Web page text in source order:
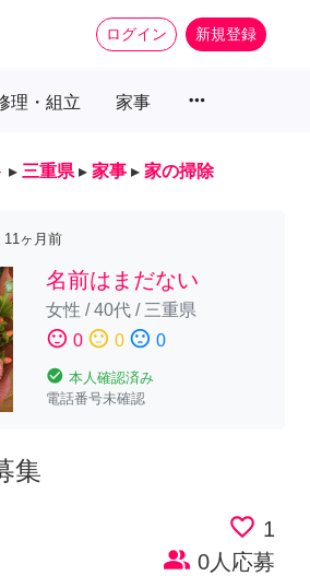
ログイン 新規登録
理・組立 家事 more_horiz
▸ 三重県 ▸ 家事 ▸ 家の掃除
11ヶ月前
名前はまだない
女性 /40代/ 三重県
sentiment_satisfied 0 sentiment_neutral 0 sentiment_dissatisfied 0
check_circle 本人確認済み
電話番号未確認
集
favorite_border 1
people_alt 0人応募